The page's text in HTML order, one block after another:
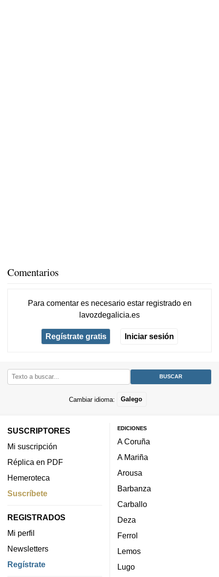
Comentarios
Para comentar es necesario estar registradoen
lavozdegalicia.es
Regístrate gratis Iniciar sesión
Cambiar idioma: Galego
SUSCRIPTORES
Mi suscripción
Réplica en PDF
Hemeroteca
Suscríbete
REGISTRADOS
Mi perfil
Newsletters
Regístrate
EDICIONES
A Coruña
A Mariña
Arousa
Barbanza
Carballo
Deza
Ferrol
Lemos
Lugo